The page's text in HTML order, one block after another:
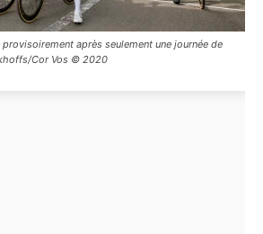
provisoirement après seulement une journée de
Cor Vos © 2020